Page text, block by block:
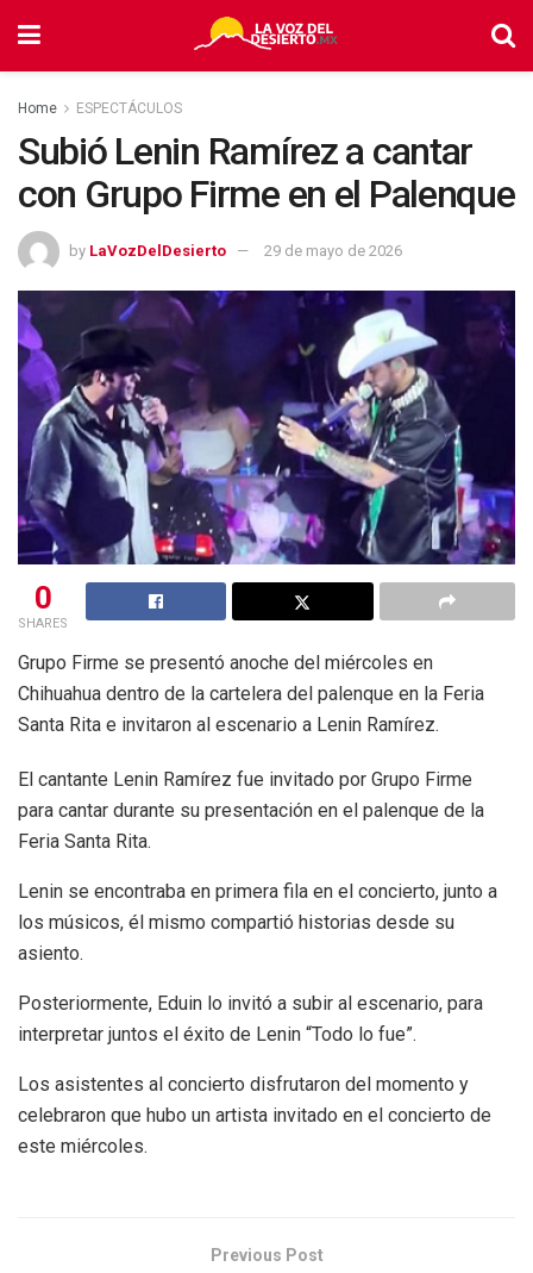
Home ESPECTÁCULOS
Subió Lenin Ramírez a cantar
con Grupo Firme en el Palenque
by LaVozDelDesierto 29 de mayo de 2026
0
SHARES
Grupo Firme se presentó anoche del miércoles en
Chihuahua dentro de la cartelera del palenque en la Feria
Santa Rita e invitaron al escenario a Lenin Ramírez.
El cantante Lenin Ramírez fue invitado por Grupo Firme
para cantar durante su presentación en el palenque de la
Feria Santa Rita.
Lenin se encontraba en primera fila en el concierto, junto a
los músicos, él mismo compartió historias desde su
asiento.
Posteriormente, Eduin lo invitó a subir al escenario, para
interpretar juntos el éxito de Lenin “Todo lo fue”.
Los asistentes al concierto disfrutaron del momento y
celebraron que hubo un artista invitado en el concierto de
este miércoles.
Previous Post